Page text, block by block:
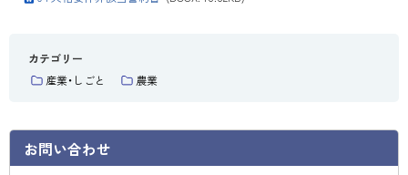
カテゴリー
産業・しごと
農業
お問い合わせ